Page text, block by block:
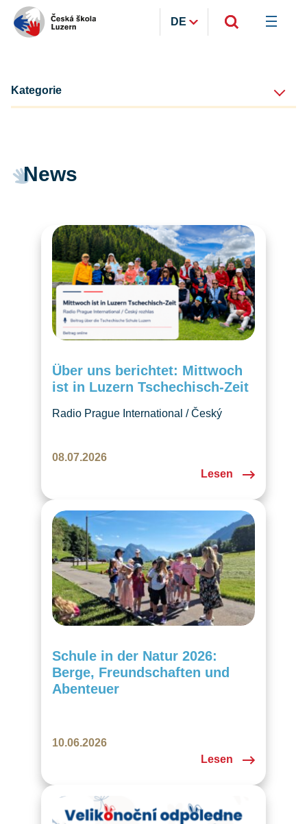
DE
News
Über uns berichtet: Mittwoch
ist in Luzern Tschechisch-Zeit
Radio Prague International / Český
v zahraničí. Rozhovor krásně zachycuje
naši školu, děti, češtinu i komunitu, kterou
08.07.2026
Lesen
Schule in der Natur 2026:
Berge, Freundschaften und
Abenteuer
10.06.2026
Lesen
Kategorie